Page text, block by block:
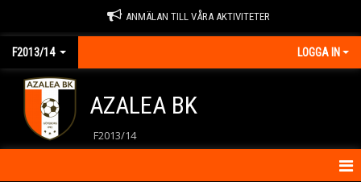
ANMÄLAN TILL VÅRA AKTIVITETER
F2013/14 LOGGA IN
AZALEA BK
F2013/14